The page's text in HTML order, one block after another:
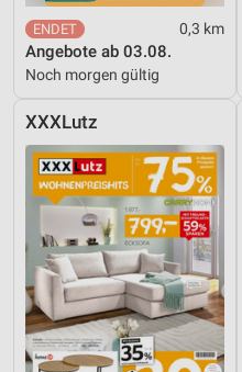
0,3 km
Angebote ab 03.08.
Noch morgen gültig
XXXLutz
IAB-Besonderheiten:
Verwendung genauer
Nicht-IAB-Verarbeitungszwecke:
Notwendig
Performance
Funktional
Werbung